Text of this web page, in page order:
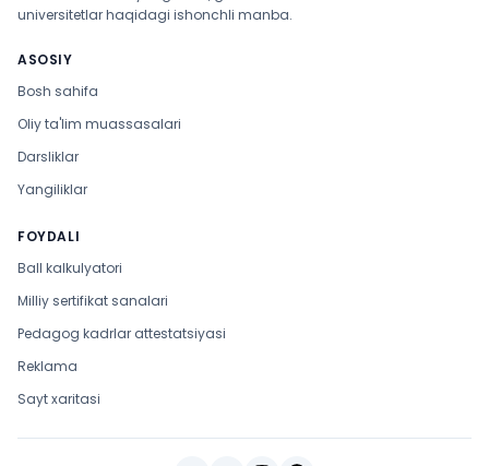
universitetlar haqidagi ishonchli manba.
ASOSIY
Bosh sahifa
Oliy ta'lim muassasalari
Darsliklar
Yangiliklar
FOYDALI
Ball kalkulyatori
Milliy sertifikat sanalari
Pedagog kadrlar attestatsiyasi
Reklama
Sayt xaritasi